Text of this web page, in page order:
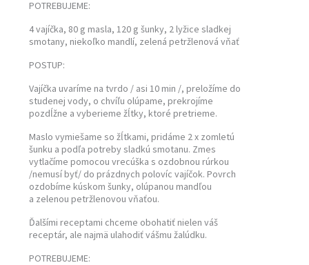
POTREBUJEME:
4 vajíčka, 80 g masla, 120 g šunky, 2 lyžice sladkej
smotany, niekoľko mandlí, zelená petržlenová vňať
POSTUP:
Vajíčka uvaríme na tvrdo / asi 10 min /, preložíme do
studenej vody, o chvíľu olúpame, prekrojíme
pozdĺžne a vyberieme žĺtky, ktoré pretrieme.
Maslo vymiešame so žĺtkami, pridáme 2 x zomletú
šunku a podľa potreby sladkú smotanu. Zmes
vytlačíme pomocou vrecúška s ozdobnou rúrkou
/nemusí byť/ do prázdnych polovíc vajíčok. Povrch
ozdobíme kúskom šunky, olúpanou mandľou
a zelenou petržlenovou vňaťou.
Ďalšími receptami chceme obohatiť nielen váš
receptár, ale najmä ulahodiť vášmu žalúdku.
POTREBUJEME: